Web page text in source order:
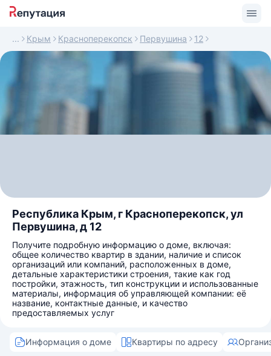
Крым Красноперекопск Первушина 12
Республика Крым, г Красноперекопск, ул
Первушина, д 12
Получите подробную информацию о доме, включая:
общее количество квартир в здании, наличие и список
организаций или компаний, расположенных в доме,
детальные характеристики строения, такие как год
постройки, этажность, тип конструкции и использованные
материалы, информация об управляющей компании: её
название, контактные данные, и качество
предоставляемых услуг
Информация о доме Квартиры по адресу